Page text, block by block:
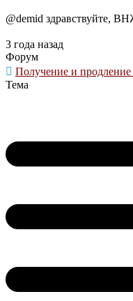
@demid здравствуйте,
3 года назад
Форум
Получение и продление
Тема